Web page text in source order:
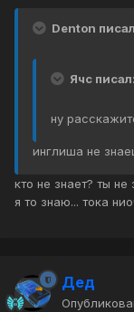
Denton
Ячс писал:
ну
инглиша не
кто не знает? ты не
я то знаю... тока
Дед